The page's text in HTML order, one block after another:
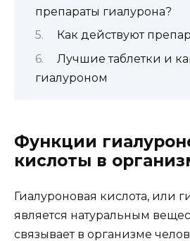
препараты гиалурона?
Как действуют
Лучшие таблетки и
гиалуроном
Функции
кислоты в
Гиалуроновая кислота, или
является натуральным
связывает в организме